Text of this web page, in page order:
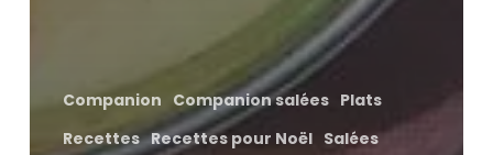
Companion Companion salées Plats
Recettes Recettes pour Noël Salées